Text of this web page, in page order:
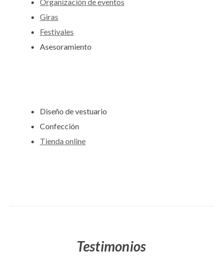
Giras
Festivales
Asesoramiento
Diseño de vestuario
Confección
Tienda online
Testimonios